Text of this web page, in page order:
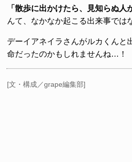
「散歩に出かけたら、見知らぬ人
んて、なかなか起こる出来事では
デーイアネイラさんがルカくんと
命だったのかもしれませんね…！
[文・構成／grape編集部]